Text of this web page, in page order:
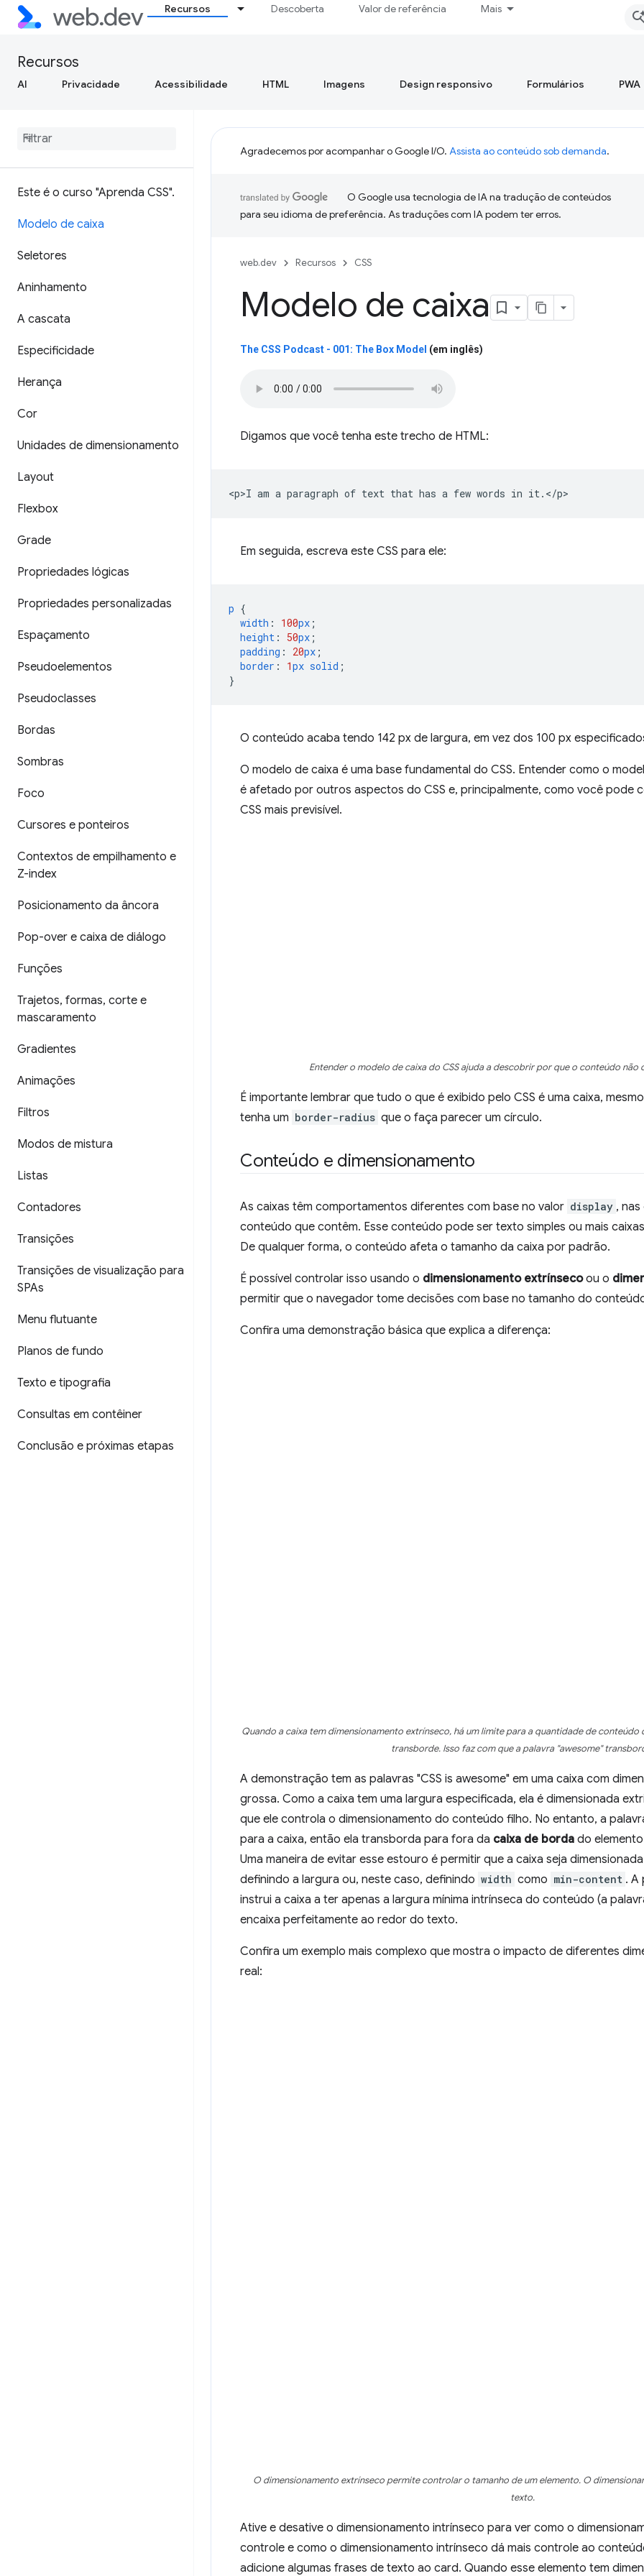
Recursos Descoberta Valor de referência Mais
Recursos
AI Privacidade Acessibilidade HTML Imagens Design responsivo Formulários PWA
Este é o curso "Aprenda CSS".
Modelo de caixa
Seletores
Aninhamento
A cascata
Especificidade
Herança
Cor
Unidades de dimensionamento
Layout
Flexbox
Grade
Propriedades lógicas
Propriedades personalizadas
Espaçamento
Pseudoelementos
Pseudoclasses
Bordas
Sombras
Foco
Cursores e ponteiros
Contextos de empilhamento e
Z-index
Posicionamento da âncora
Pop-over e caixa de diálogo
Funções
Trajetos, formas, corte e
mascaramento
Gradientes
Animações
Filtros
Modos de mistura
Listas
Contadores
Transições
Transições de visualização para
SPAs
Menu flutuante
Planos de fundo
Texto e tipografia
Consultas em contêiner
Conclusão e próximas etapas
Agradecemos por acompanhar o Google I/O. Assista ao conteúdo sob demanda.
O Google usa tecnologia de IA na tradução de conteúdos
para seu idioma de preferência. As traduções com IA podem ter erros.
web.dev Recursos CSS
Modelo de caixa
The CSS Podcast - 001: The Box Model (em inglês)
Digamos que você tenha este trecho de HTML:
Em seguida, escreva este CSS para ele:
p {
width : 100px ;
height : 50px ;
padding : 20px ;
border : 1px solid ;
}
O conteúdo acaba tendo 142 px de largura, em vez dos 100 px
O modelo de caixa é uma base fundamental do CSS. Entender como o
é afetado por outros aspectos do CSS e, principalmente, como você pode
CSS mais previsível.
Entender o modelo de caixa do CSS ajuda a descobrir por que o conteúdo não
É importante lembrar que tudo o que é exibido pelo CSS é uma caixa,
tenha um border-radius que o faça parecer um círculo.
Conteúdo e dimensionamento
As caixas têm comportamentos diferentes com base no valor display ,
conteúdo que contêm. Esse conteúdo pode ser texto simples ou mais
De qualquer forma, o conteúdo afeta o tamanho da caixa por padrão.
É possível controlar isso usando o dimensionamento extrínsecoou o
permitir que o navegador tome decisões com base no tamanho do
Confira uma demonstração básica que explica a diferença:
Quando a caixa tem dimensionamento extrínseco, há um limite para a quantidade de conteúdo
transborde. Isso faz com que a palavra "awesome"
A demonstração tem as palavras "CSS is awesome" em uma caixa com
grossa. Como a caixa tem uma largura especificada, ela é dimensionada
que ele controla o dimensionamento do conteúdo filho. No entanto, a
para a caixa, então ela transborda para fora da caixa de borda do
Uma maneira de evitar esse estouro é permitir que a caixa seja
definindo a largura ou, neste caso, definindo width como min-content . A
instrui a caixa a ter apenas a largura mínima intrínseca do conteúdo (a
encaixa perfeitamente ao redor do texto.
Confira um exemplo mais complexo que mostra o impacto de diferentes
real:
O dimensionamento extrínseco permite controlar o tamanho de um elemento. O
texto.
Ative e desative o dimensionamento intrínseco para ver como o
controle e como o dimensionamento intrínseco dá mais controle ao
adicione algumas frases de texto ao card. Quando esse elemento tem